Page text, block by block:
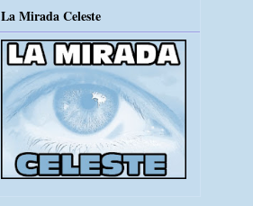
La Mirada Celeste